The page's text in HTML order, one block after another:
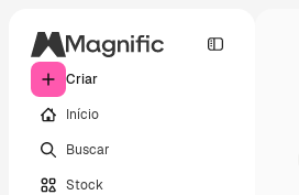
Criar
Início
Buscar
Stock